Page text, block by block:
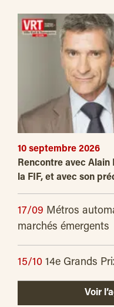
10 septembre 2026
Rencontre avec
la FIF, et avec son
17/09 Métros
marchés émergents
15/10 14e Grands
Voir